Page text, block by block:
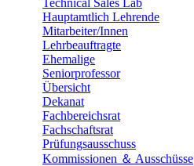
Hauptamtlich Lehrende
Mitarbeiter/Innen
Lehrbeauftragte
Ehemalige
Seniorprofessor
Übersicht
Dekanat
Fachbereichsrat
Fachschaftsrat
Prüfungsausschuss
Kommissionen ＆ Ausschüsse